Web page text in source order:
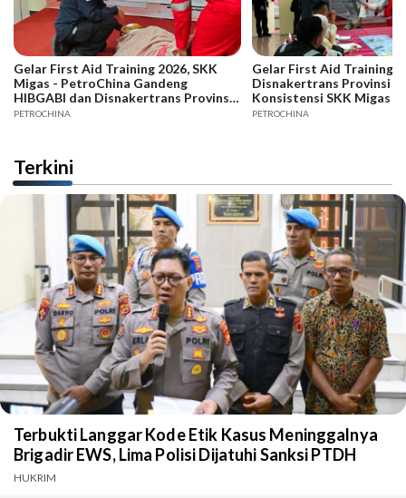
Gelar First Aid Training 2026, SKK
Migas - PetroChina Gandeng
HIBGABI dan Disnakertrans Provinsi
Jambi
PETROCHINA
Gelar First Aid Training
Disnakertrans Provinsi
Konsistensi SKK Migas -
PETROCHINA
Terkini
Terbukti Langgar Kode Etik Kasus Meninggalnya
Brigadir EWS, Lima Polisi Dijatuhi Sanksi PTDH
HUKRIM